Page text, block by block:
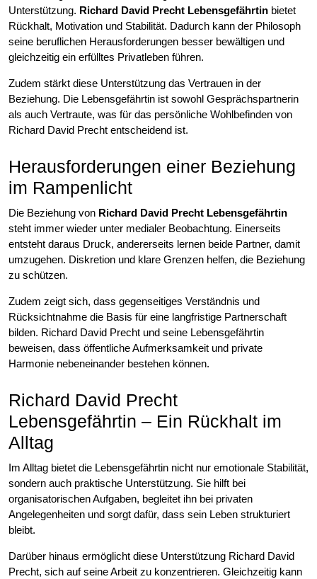
Unterstützung. Richard David Precht Lebensgefährtin bietet
Rückhalt, Motivation und Stabilität. Dadurch kann der Philosoph
seine beruflichen Herausforderungen besser bewältigen und
gleichzeitig ein erfülltes Privatleben führen.
Zudem stärkt diese Unterstützung das Vertrauen in der
Beziehung. Die Lebensgefährtin ist sowohl Gesprächspartnerin
als auch Vertraute, was für das persönliche Wohlbefinden von
Richard David Precht entscheidend ist.
Herausforderungen einer Beziehung
im Rampenlicht
Die Beziehung von Richard David Precht Lebensgefährtin
steht immer wieder unter medialer Beobachtung. Einerseits
entsteht daraus Druck, andererseits lernen beide Partner, damit
umzugehen. Diskretion und klare Grenzen helfen, die Beziehung
zu schützen.
Zudem zeigt sich, dass gegenseitiges Verständnis und
Rücksichtnahme die Basis für eine langfristige Partnerschaft
bilden. Richard David Precht und seine Lebensgefährtin
beweisen, dass öffentliche Aufmerksamkeit und private
Harmonie nebeneinander bestehen können.
Richard David Precht
Lebensgefährtin – Ein Rückhalt im
Alltag
Im Alltag bietet die Lebensgefährtin nicht nur emotionale Stabilität,
sondern auch praktische Unterstützung. Sie hilft bei
organisatorischen Aufgaben, begleitet ihn bei privaten
Angelegenheiten und sorgt dafür, dass sein Leben strukturiert
bleibt.
Darüber hinaus ermöglicht diese Unterstützung Richard David
Precht, sich auf seine Arbeit zu konzentrieren. Gleichzeitig kann